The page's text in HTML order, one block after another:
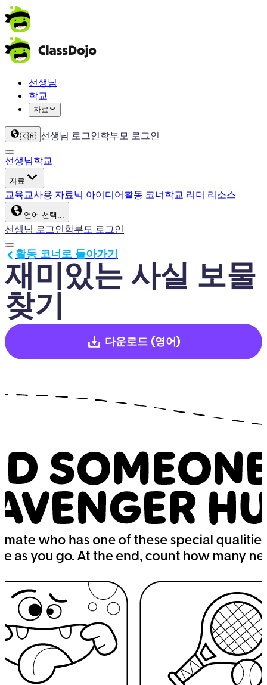
선생님
학교
자료
🇰🇷 선생님 로그인학부모 로그인
선생님학교
자료
교육교사용 자료빅 아이디어활동 코너학교 리더 리소스
언어 선택...
선생님 로그인학부모 로그인
재미있는 사실 보물
찾기
활동 코너로 돌아가기
다운로드 (영어)